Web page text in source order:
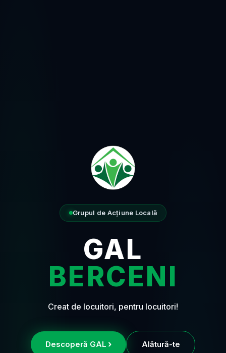
Grupul de Acțiune Locală
GAL
BERCENI
Creat de locuitori, pentru locuitori!
Descoperă GAL › Alătură-te